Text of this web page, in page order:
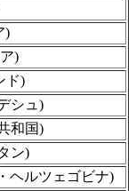
)
)
ド)
シュ)
和国)
ン)
ヘルツェゴビナ)